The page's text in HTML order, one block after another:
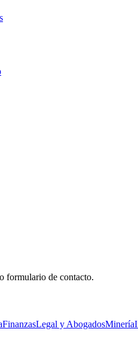
formulario de contacto.
FinanzasLegal y AbogadosMinería